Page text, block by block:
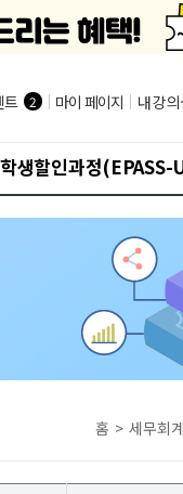
트 2 | 마이 페이지 | 내 강의
학생할인과정(EPASS-
홈 > 세무회